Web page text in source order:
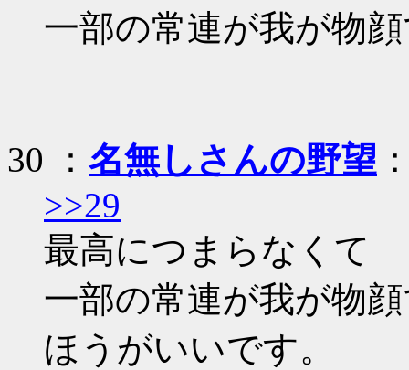
一部の常連が我が物
30 ： 名無しさんの野望
>>29
最高につまらなくて
一部の常連が我が物
ほうがいいです。